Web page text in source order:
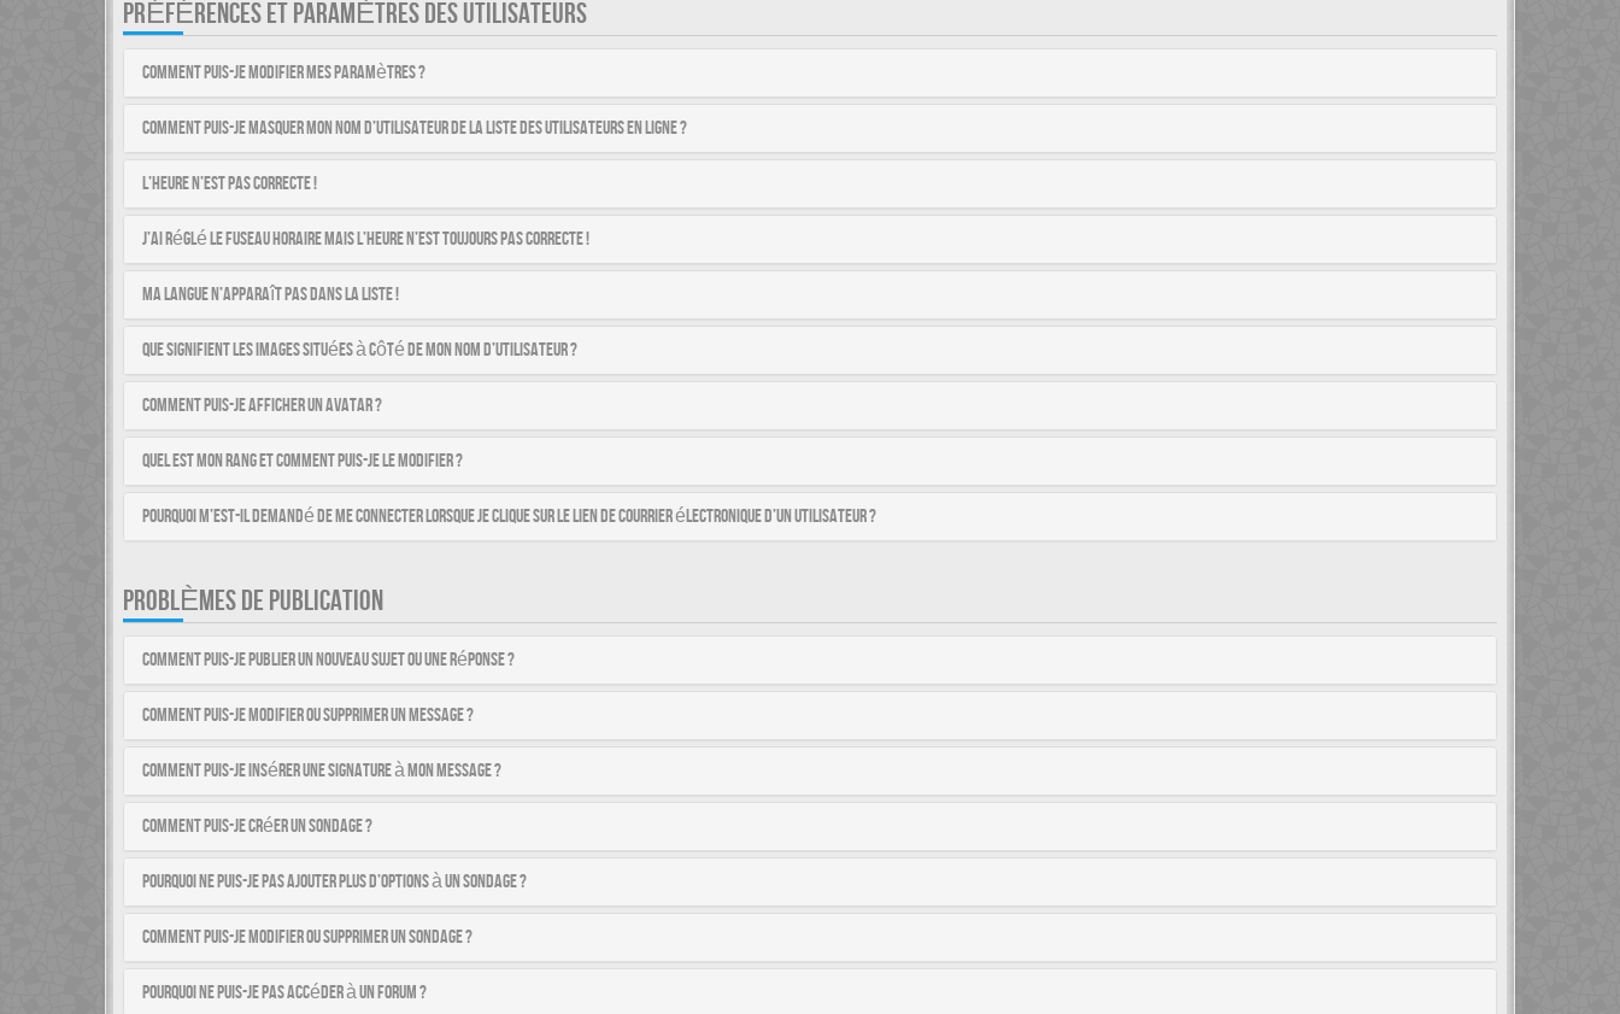
PRÉFÉRENCES ET PARAMÈTRES DES UTILISATEURS
Comment puis-je modifier mes paramètres ?
Comment puis-je masquer mon nom d’utilisateur de la liste des utilisateurs en ligne ?
L’heure n’est pas correcte !
J’ai réglé le fuseau horaire mais l’heure n’est toujours pas correcte !
Ma langue n’apparaît pas dans la liste !
Que signifient les images situées à côté de mon nom d’utilisateur ?
Comment puis-je afficher un avatar ?
Quel est mon rang et comment puis-je le modifier ?
Pourquoi m’est-il demandé de me connecter lorsque je clique sur le lien de courrier électronique d’un utilisateur ?
PROBLÈMES DE PUBLICATION
Comment puis-je publier un nouveau sujet ou une réponse ?
Comment puis-je modifier ou supprimer un message ?
Comment puis-je insérer une signature à mon message ?
Comment puis-je créer un sondage ?
Pourquoi ne puis-je pas ajouter plus d’options à un sondage ?
Comment puis-je modifier ou supprimer un sondage ?
Pourquoi ne puis-je pas accéder à un forum ?